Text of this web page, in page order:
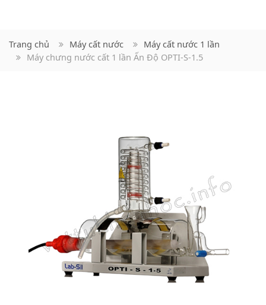
Trang chủ Máy cất nước
Máy cất nước 1 lần
Máy chưng nước cất 1 lần Ấn Độ OPTI-S-1.5